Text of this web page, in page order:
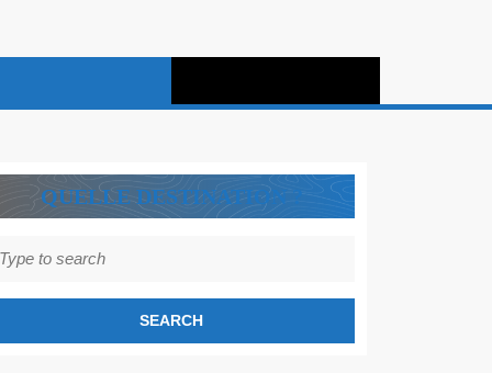
QUELLE DESTINATION ?